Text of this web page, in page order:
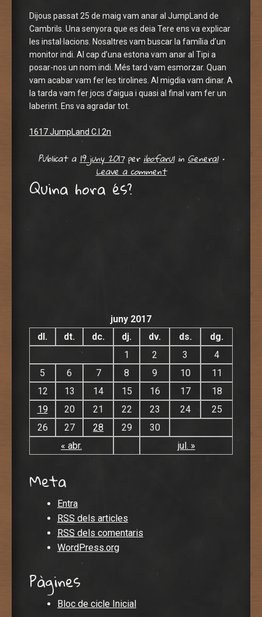
Dijous passat 25 de maig vam anar al JumpLand de
Cambrils. Una senyora que es deia Tere ens va explicar
les instal·lacions. Nosaltres vam buscar la família d’un
monitor indi. Al cap d’una estona vam anar al Tipi a
posar-nos un nom indi. Més tard vam esmorzar. Quan
vam acabar vam fer les tirolines. Al migdia vam dinar. A
la tarda vam fer jocs d’aigua i quasi al final vam fer un
laberint. Ens va agradar tot.
1617 JumpLand C.I 2n
Publicat a19 juny 2017peribofarul in General •
Leave a comment
Quina hora és?
juny 2017
dl.
dt. dc. dj. dv. ds. dg.
« abr. jul. »
1 2 3
4
5
6 7 8 9 10
11
12
13 14 15 16 17
18
19
20 21 22 23 24
25
26
27 28 29 30
Meta
Entra
RSS dels articles
RSS dels comentaris
WordPress.org
Pàgines
Bloc de cicle Inicial